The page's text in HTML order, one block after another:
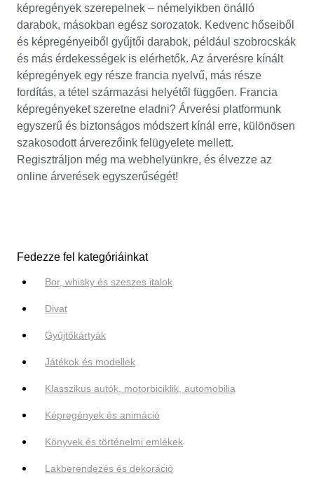
képregények szerepelnek – némelyikben önálló
darabok, másokban egész sorozatok. Kedvenc hőseiből
és képregényeiből gyűjtői darabok, például szobrocskák
és más érdekességek is elérhetők. Az árverésre kínált
képregények egy része francia nyelvű, más része
fordítás, a tétel származási helyétől függően. Francia
képregényeket szeretne eladni? Árverési platformunk
egyszerű és biztonságos módszert kínál erre, különösen
szakosodott árverezőink felügyelete mellett.
Regisztráljon még ma webhelyünkre, és élvezze az
online árverések egyszerűségét!
Fedezze fel kategóriáinkat
Bor, whisky és szeszes italok
Divat
Gyűjtőkártyák
Játékok és modellek
Klasszikus autók, motorbiciklik, automobilia
Képregények és animáció
Könyvek és történelmi emlékek
Lakberendezés és dekoráció